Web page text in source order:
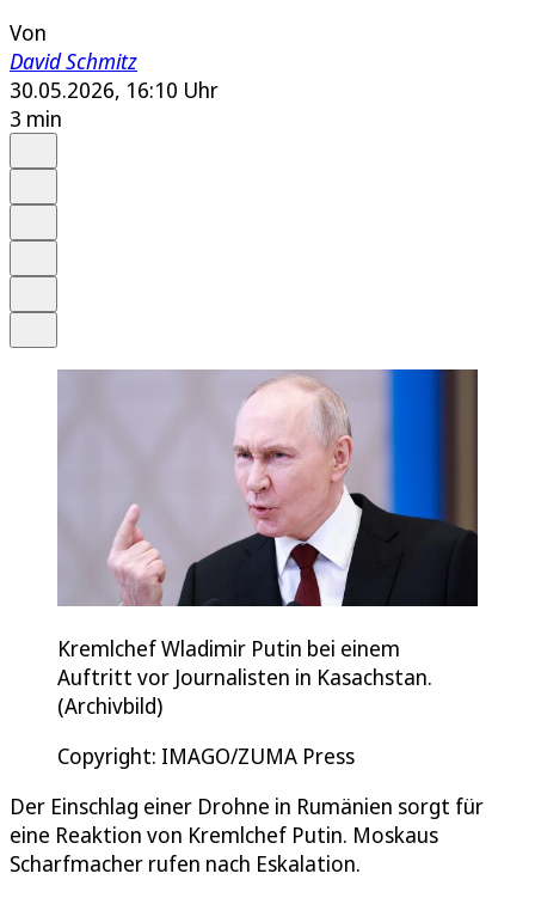
Von
David Schmitz
30.05.2026, 16:10 Uhr
3 min
Kremlchef Wladimir Putin bei einem
Auftritt vor Journalisten in Kasachstan.
(Archivbild)
Copyright: IMAGO/ZUMA Press
Der Einschlag einer Drohne in Rumänien sorgt für
eine Reaktion von Kremlchef Putin. Moskaus
Scharfmacher rufen nach Eskalation.